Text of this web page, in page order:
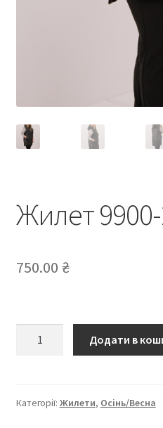
Жилет
750.00 ₴
Додати в
Категорії: Жилети, Осінь/Весна